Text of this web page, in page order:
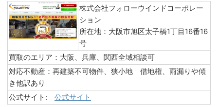
株式会社フォローウインドコーポレー
ション
所在地：大阪市旭区太子橋1丁目16番16
号
買取のエリア：大阪、兵庫、関西全域相談可
対応不動産：再建築不可物件、狭小地 借地権、雨漏りや傾
き他訳あり
公式サイト: 公式サイト